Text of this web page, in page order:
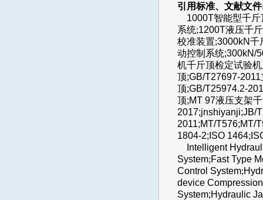
引用标准、文献文
1000T智能型千斤
系统;1200T液压千
校准装置;3000kN千
动控制系统;300kN/
机千斤顶检定试验
顶;GB/T27697-
顶;GB/T25974.2-
顶;MT 97液压支架
2017;jnshiyanji;JB/
2011;MT/T576;MT/
1804-2;ISO 1464;
Intelligent
System;Fast Type
Control System;
device
System;Hydraulic